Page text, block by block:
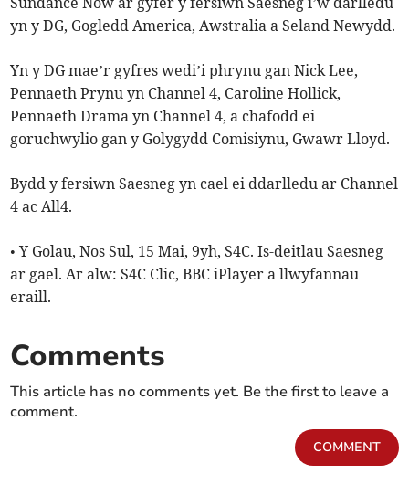
yn y DG, Gogledd America, Awstralia a Seland Newydd.
Yn y DG mae’r gyfres wedi’i phrynu gan Nick Lee,
Pennaeth Prynu yn Channel 4, Caroline Hollick,
Pennaeth Drama yn Channel 4, a chafodd ei
goruchwylio gan y Golygydd Comisiynu, Gwawr Lloyd.
Bydd y fersiwn Saesneg yn cael ei ddarlledu ar Channel
4 ac All4.
• Y Golau, Nos Sul, 15 Mai, 9yh, S4C. Is-deitlau Saesneg
ar gael. Ar alw: S4C Clic, BBC iPlayer a llwyfannau
eraill.
Comments
This article has no comments yet. Be the first to leave a
comment.
COMMENT